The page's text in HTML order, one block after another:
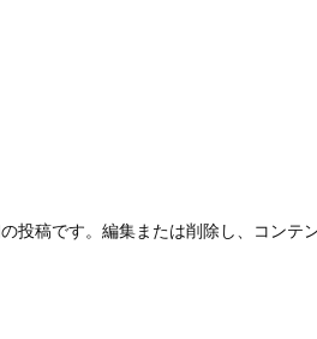
投稿です。編集または削除し、コンテ